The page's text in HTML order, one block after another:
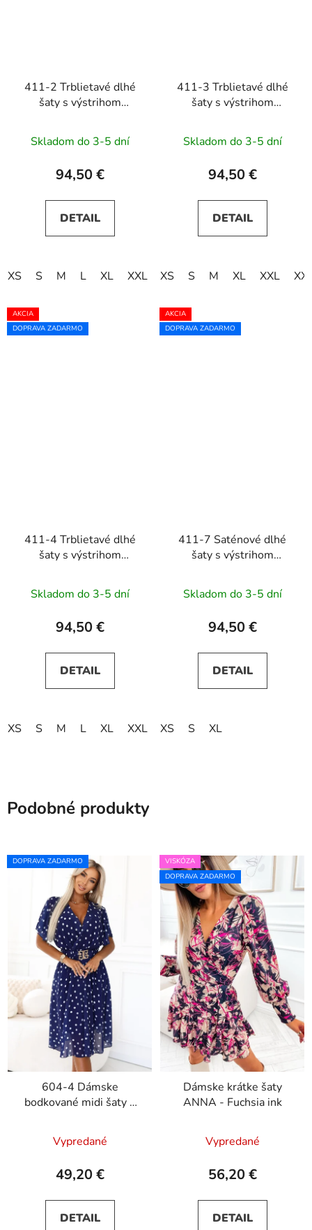
411-2 Trblietavé dlhé
šaty s výstrihom
Skladom do 3-5 dní
94,50 €
DETAIL
XS S M L XL XXL XXXL
411-3 Trblietavé dlhé
šaty s výstrihom
tmavomodré
Skladom do 3-5 dní
94,50 €
DETAIL
XS S M XL XXL
AKCIA
DOPRAVA ZADARMO
411-4 Trblietavé dlhé
šaty s výstrihom
Skladom do 3-5 dní
94,50 €
DETAIL
XS S M L XL XXL XXXL
AKCIA
DOPRAVA ZADARMO
411-7 Saténové dlhé
šaty s výstrihom
Skladom do 3-5 dní
94,50 €
DETAIL
XS S XL
Podobné produkty
DOPRAVA ZADARMO
604-4 Dámske
bodkované midi šaty s
opaskom - tmavomodré
Vypredané
49,20 €
DETAIL
VISKÓZA
DOPRAVA ZADARMO
Dámske krátke šaty
ANNA - Fuchsia ink
Vypredané
56,20 €
DETAIL